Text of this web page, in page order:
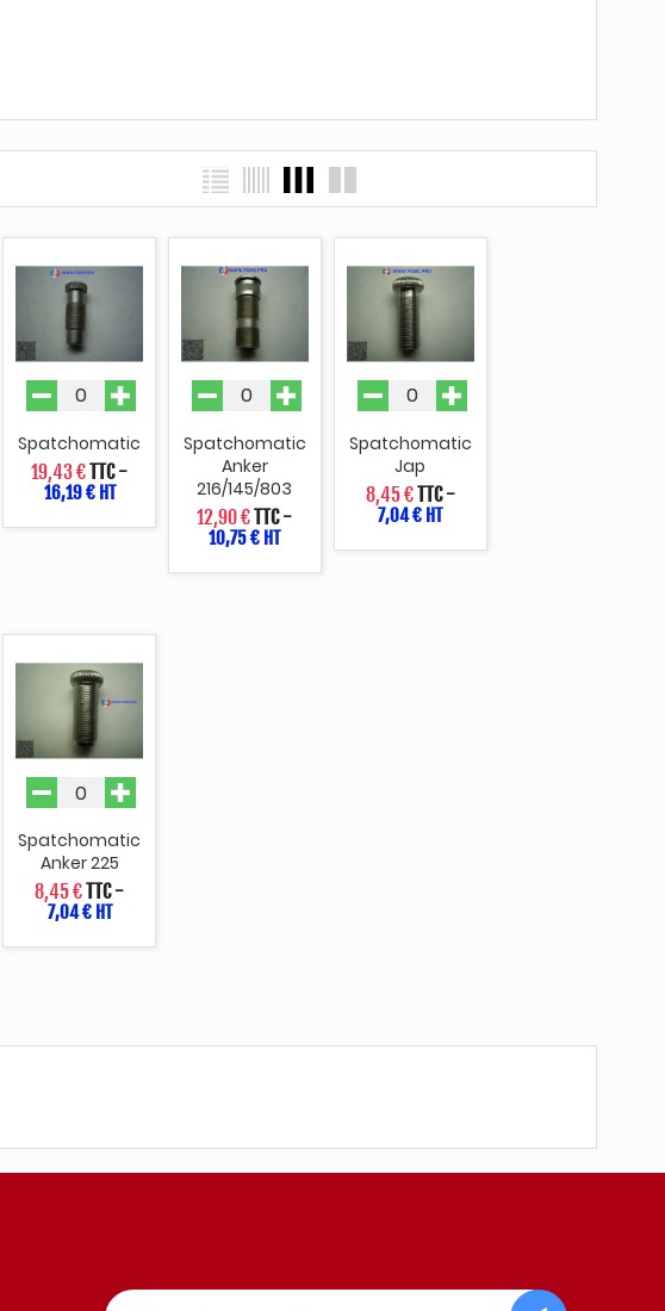
Spatchomatic
19,43 €TTC-
16,19 € HT
Spatchomatic
Anker
216/145/803
12,90 €TTC-
10,75 € HT
Spatchomatic
Jap
8,45 €TTC-
7,04 € HT
Spatchomatic
Anker 225
8,45 €TTC-
7,04 € HT